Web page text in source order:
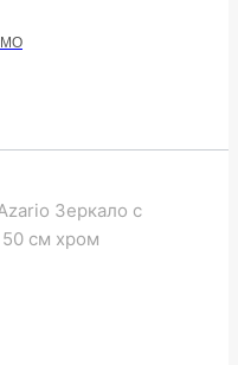
МО
Зеркало с
50 см хром